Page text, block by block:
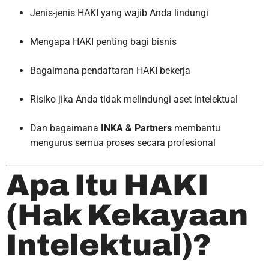
Jenis-jenis HAKI yang wajib Anda lindungi
Mengapa HAKI penting bagi bisnis
Bagaimana pendaftaran HAKI bekerja
Risiko jika Anda tidak melindungi aset intelektual
Dan bagaimana INKA & Partners membantu
mengurus semua proses secara profesional
Apa Itu HAKI
(Hak Kekayaan
Intelektual)?